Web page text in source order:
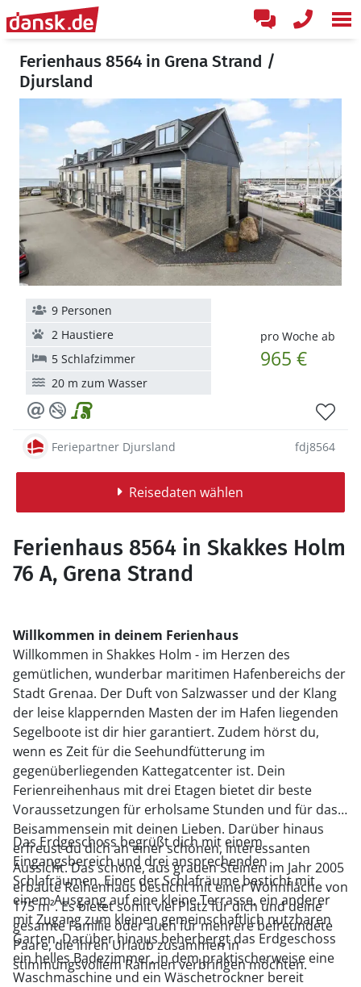
Ferienhaus 8564 in Grena Strand /
Djursland
pro Woche ab
965 €
9 Personen
2 Haustiere
5 Schlafzimmer
20 m zum Wasser
Feriepartner Djursland fdj8564
Reisedaten wählen
Ferienhaus 8564 in Skakkes Holm
76 A, Grena Strand
Willkommen in deinem Ferienhaus
Willkommen in Shakkes Holm - im Herzen des
gemütlichen, wunderbar maritimen Hafenbereichs der
Stadt Grenaa. Der Duft von Salzwasser und der Klang
der leise klappernden Masten der im Hafen liegenden
Segelboote ist dir hier garantiert. Zudem hörst du,
wenn es Zeit für die Seehundfütterung im
gegenüberliegenden Kattegatcenter ist. Dein
Ferienreihenhaus mit drei Etagen bietet dir beste
Voraussetzungen für erholsame Stunden und für das
Beisammensein mit deinen Lieben. Darüber hinaus
erfreust du dich an einer schönen, interessanten
Aussicht. Das schöne, aus grauen Steinen im Jahr 2005
erbaute Reihenhaus besticht mit einer Wohnfläche von
175 m². Es bietet somit viel Platz für dich und deine
gesamte Familie oder auch für mehrere befreundete
Paare, die ihren Urlaub zusammen in
stimmungsvollem Rahmen verbringen möchten.
Das Erdgeschoss begrüßt dich mit einem
Eingangsbereich und drei ansprechenden
Schlafräumen. Einer der Schlafräume besticht mit
einem Ausgang auf eine kleine Terrasse, ein anderer
mit Zugang zum kleinen gemeinschaftlich nutzbaren
Garten. Darüber hinaus beherbergt das Erdgeschoss
ein helles Badezimmer, in dem praktischerweise eine
Waschmaschine und ein Wäschetrockner bereit